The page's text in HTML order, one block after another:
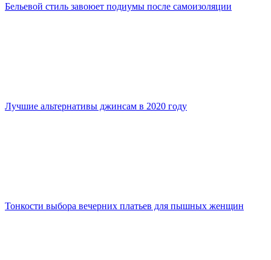
Бельевой стиль завоюет подиумы после самоизоляции
Лучшие альтернативы джинсам в 2020 году
Тонкости выбора вечерних платьев для пышных женщин